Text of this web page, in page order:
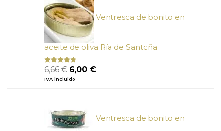
Ventresca de bonito en
aceite de oliva Ría de Santoña
Valorado
con
de 5
6,66€ El
precio
6,00 €El
IVA incluido
Ventresca de bonito en